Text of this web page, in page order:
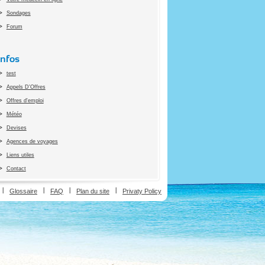
Sondages
Forum
test
Appels D'Offres
Offres d'emploi
Météo
Devises
Agences de voyages
Liens utiles
Contact
Glossaire FAQ Plan du site Privaty Policy